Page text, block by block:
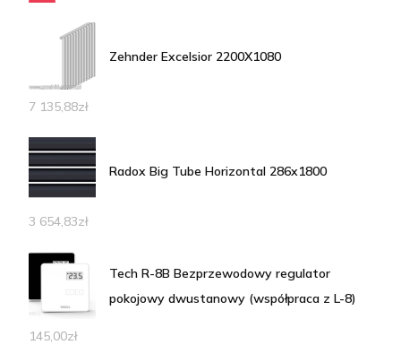
Zehnder Excelsior 2200X1080
7 135,88zł
Radox Big Tube Horizontal 286x1800
3 654,83zł
Tech R-8B Bezprzewodowy regulator
pokojowy dwustanowy (współpraca z L-8)
145,00zł